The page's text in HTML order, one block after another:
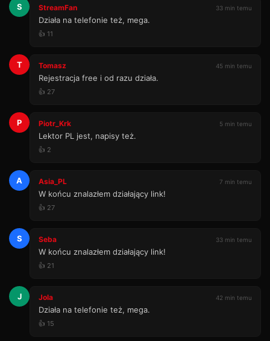
S StreamFan 33 min temu
Działa na telefonie też, mega.
👍 11
T Tomasz 45 min temu
Rejestracja free i od razu działa.
👍 27
P Piotr_Krk 5 min temu
Lektor PL jest, napisy też.
👍 2
A Asia_PL 7 min temu
W końcu znalazłem działający link!
👍 27
S Seba 33 min temu
W końcu znalazłem działający link!
👍 21
J Jola 42 min temu
Działa na telefonie też, mega.
👍 15